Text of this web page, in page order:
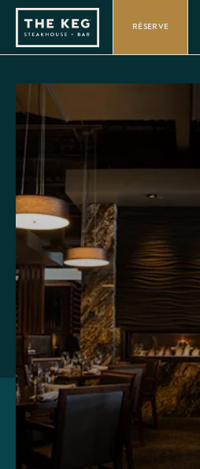
Please
note:
website
includes
accessibility
RÉSERVE